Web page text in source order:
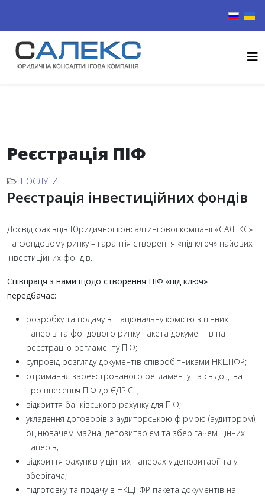
Реєстрація ПІФ
ПОСЛУГИ
Реєстрація інвестиційних фондів
Досвід фахівців Юридичної консалтингової компанії «САЛЕКС»
на фондовому ринку – гарантія створення «під ключ» пайових
інвестиційних фондів.
Співпраця з нами щодо створення ПІФ «під ключ»
передбачає:
розробку та подачу в Національну комісію з цінних
паперів та фондового ринку пакета документів на
реєстрацію регламенту ПІФ;
супровід розгляду документів співробітниками НКЦПФР;
отримання зареєстрованого регламенту та свідоцтва
про внесення ПІФ до ЄДРІСІ ;
відкриття банківського рахунку для ПІФ;
укладення договорів з аудиторською фірмою (аудитором),
оцінювачем майна, депозитарієм та зберігачем цінних
паперів;
відкриття рахунків у цінних паперах у депозитарії та у
зберігача;
підготовку та подачу в НКЦПФР пакета документів на